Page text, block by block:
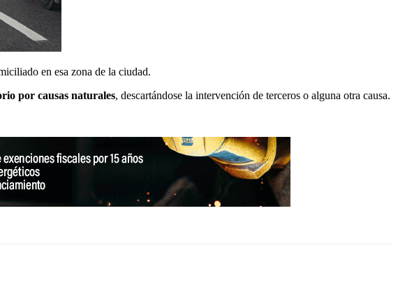
en esa zona de la ciudad.
por causas naturales, descartándose la intervención de terceros o alguna otra causa.